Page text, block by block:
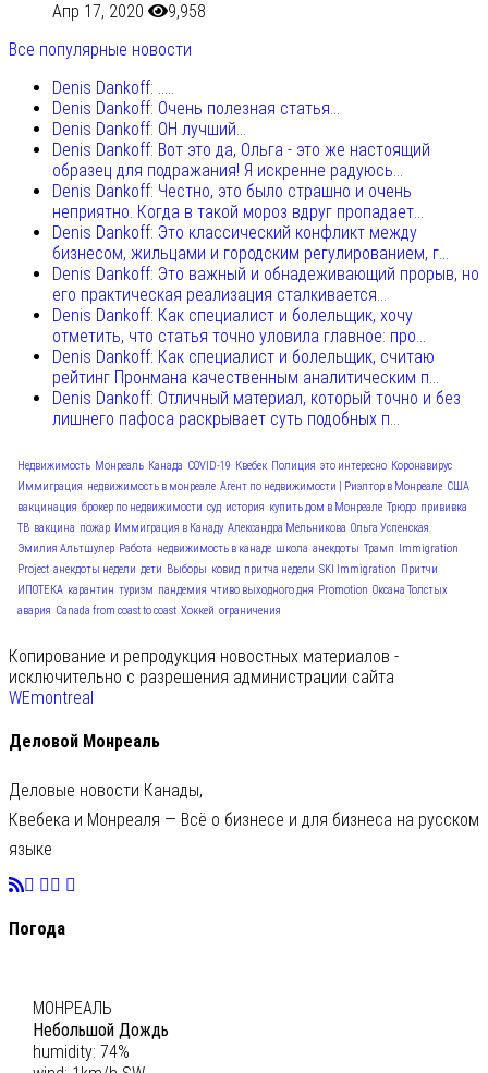
Апр 17, 2020
9,958
Все популярные новости
Denis Dankoff: .....
Denis Dankoff: Очень полезная статья...
Denis Dankoff: ОН лучший...
Denis Dankoff: Вот это да, Ольга - это же настоящий
образец для подражания! Я искренне радуюсь...
Denis Dankoff: Честно, это было страшно и очень
неприятно. Когда в такой мороз вдруг пропадает...
Denis Dankoff: Это классический конфликт между
бизнесом, жильцами и городским регулированием, г...
Denis Dankoff: Это важный и обнадеживающий прорыв, но
его практическая реализация сталкивается...
Denis Dankoff: Как специалист и болельщик, хочу
отметить, что статья точно уловила главное: про...
Denis Dankoff: Как специалист и болельщик, считаю
рейтинг Пронмана качественным аналитическим п...
Denis Dankoff: Отличный материал, который точно и без
лишнего пафоса раскрывает суть подобных п...
Недвижимость Монреаль Канада COVID-19 Квебек Полиция это интересно Коронавирус
Иммиграция недвижимость в монреале Агент по недвижимости | Риэлтор в Монреале США
вакцинация брокер по недвижимости суд история купить дом в Монреале Трюдо прививка
ТВ вакцина пожар Иммиграция в Канаду Александра Мельникова Ольга Успенская
Эмилия Альтшулер Работа недвижимость в канаде школа анекдоты Трамп
Immigration
Project анекдоты недели дети Выборы ковид притча недели SKI Immigration Притчи
ИПОТЕКА карантин туризм пандемия чтиво выходного дня Promotion Оксана Толстых
авария Canada from coast to coast Хоккей ограничения
Копирование и репродукция новостных материалов -
исключительно с разрешения администрации сайта
WEmontreal
Деловой Монреаль
Деловые новости Канады,
Квебека и Монреаля — Всё о бизнесе и для бизнеса на русском
языке
Погода
МОНРЕАЛЬ
Небольшой Дождь
humidity: 74%